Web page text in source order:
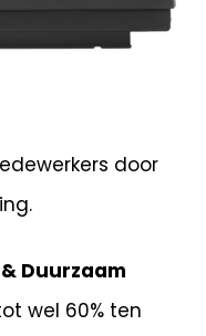
door
Duurzaam
wel 60% ten